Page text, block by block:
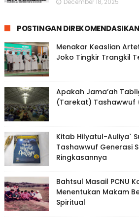
December 18, 2025
POSTINGAN DIREKOMENDASIKAN
Menakar Keaslian
Joko Tingkir Trangkil
Apakah Jama’ah
(Tarekat) Tashawwuf
Kitab Hilyatul-Auliya`
Tashawwuf Generasi
Ringkasannya
Bahtsul Masail PCNU
Menentukan Makam
Spiritual